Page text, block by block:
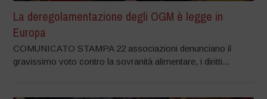
La deregolamentazione degli OGM è legge in
Europa
COMUNICATO STAMPA 22 associazioni denunciano il
gravissimo voto contro la sovranità alimentare, i diritti...